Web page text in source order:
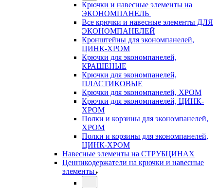
Крючки и навесные элементы на
ЭКОНОМПАНЕЛЬ
Все крючки и навесные элементы ДЛЯ
ЭКОНОМПАНЕЛЕЙ
Кронштейны для экономпанелей,
ЦИНК-ХРОМ
Крючки для экономпанелей,
КРАШЕНЫЕ
Крючки для экономпанелей,
ПЛАСТИКОВЫЕ
Крючки для экономпанелей, ХРОМ
Крючки для экономпанелей, ЦИНК-
ХРОМ
Полки и корзины для экономпанелей,
ХРОМ
Полки и корзины для экономпанелей,
ЦИНК-ХРОМ
Навесные элементы на СТРУБЦИНАХ
Ценникодержатели на крючки и навесные
элементы